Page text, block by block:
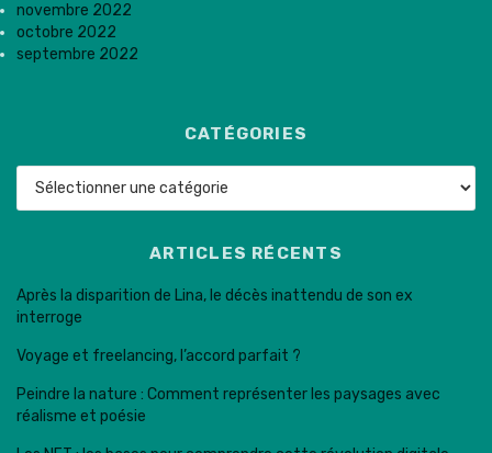
novembre 2022
octobre 2022
septembre 2022
CATÉGORIES
ARTICLES RÉCENTS
Après la disparition de Lina, le décès inattendu de son ex
interroge
Voyage et freelancing, l’accord parfait ?
Peindre la nature : Comment représenter les paysages avec
réalisme et poésie